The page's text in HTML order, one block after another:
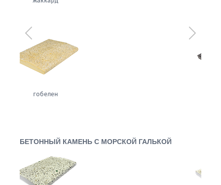
Предыдущий
БЕТОННЫЙ КАМЕНЬ С МОРСКОЙ ГАЛЬКОЙ